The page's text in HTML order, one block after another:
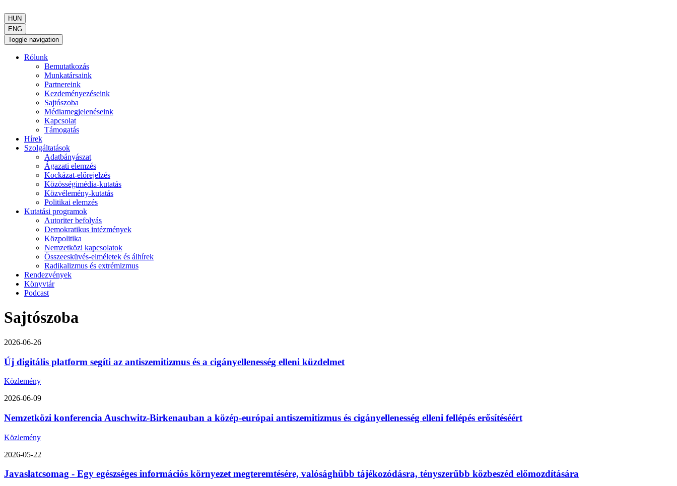
HUN
ENG
Toggle navigation
Rólunk
Bemutatkozás
Munkatársaink
Partnereink
Kezdeményezéseink
Sajtószoba
Médiamegjelenéseink
Kapcsolat
Támogatás
Hírek
Szolgáltatások
Adatbányászat
Ágazati elemzés
Kockázat-előrejelzés
Közösségimédia-kutatás
Közvélemény-kutatás
Politikai elemzés
Kutatási programok
Autoriter befolyás
Demokratikus intézmények
Közpolitika
Nemzetközi kapcsolatok
Összeesküvés-elméletek és álhírek
Radikalizmus és extrémizmus
Rendezvények
Könyvtár
Podcast
Sajtószoba
2026-06-26
Új digitális platform segíti az antiszemitizmus és a cigányellenesség elleni küzdelmet
Közlemény
2026-06-09
Nemzetközi konferencia Auschwitz-Birkenauban a közép-európai antiszemitizmus és cigányellenesség elleni fellépés erősítéséért
Közlemény
2026-05-22
Javaslatcsomag - Egy egészséges információs környezet megteremtésére, valósághűbb tájékozódásra, tényszerűbb közbeszéd előmozdítására